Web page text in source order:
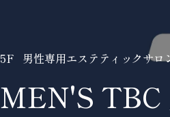
5F 男性専用エステティックサロ
MEN'S TBC